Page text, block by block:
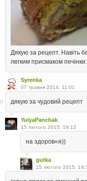
Дякую за рецепт. Навіть
легким присмаком печінки.
Syrenka
07 травня 2014, 11:01
дякую за чудовий рецепт
YulyaPanchak
15 лютого 2015, 19:12
на здоров«я))
gutka
15 лютого 2015,